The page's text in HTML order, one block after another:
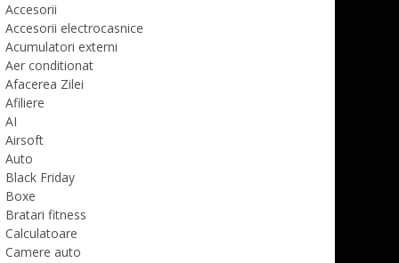
Accesorii
Accesorii electrocasnice
Acumulatori externi
Aer conditionat
Afacerea Zilei
Afiliere
AI
Airsoft
Auto
Black Friday
Boxe
Bratari fitness
Calculatoare
Camere auto